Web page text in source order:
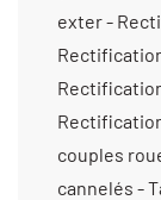
exter -
couples
cannelés -